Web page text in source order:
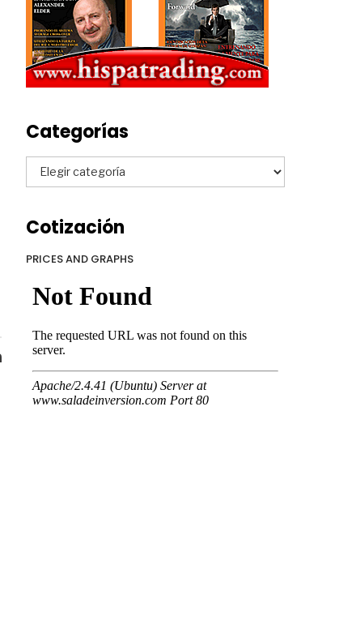
Categorías
Categorías
Cotización
PRICES AND GRAPHS